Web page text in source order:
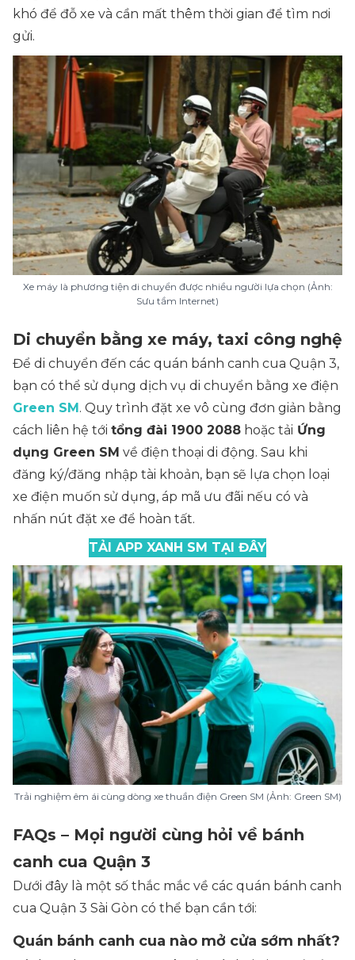
khó để đỗ xe và cần mất thêm thời gian để tìm nơi
gửi.
Xe máy là phương tiện di chuyển được nhiều người lựa chọn (Ảnh:
Sưu tầm Internet)
Di chuyển bằng xe máy, taxi công nghệ
Để di chuyển đến các quán bánh canh cua Quận 3,
bạn có thể sử dụng dịch vụ di chuyển bằng xe điện
Green SM. Quy trình đặt xe vô cùng đơn giản bằng
cách liên hệ tới tổng đài 1900 2088 hoặc tải Ứng
dụng Green SM về điện thoại di động. Sau khi
đăng ký/đăng nhập tài khoản, bạn sẽ lựa chọn loại
xe điện muốn sử dụng, áp mã ưu đãi nếu có và
nhấn nút đặt xe để hoàn tất.
TẢI APP XANH SM TẠI ĐÂY
Trải nghiệm êm ái cùng dòng xe thuần điện Green SM (Ảnh: Green SM)
FAQs – Mọi người cùng hỏi về bánh
canh cua Quận 3
Dưới đây là một số thắc mắc về các quán bánh canh
cua Quận 3 Sài Gòn có thể bạn cần tới:
Quán bánh canh cua nào mở cửa sớm nhất?